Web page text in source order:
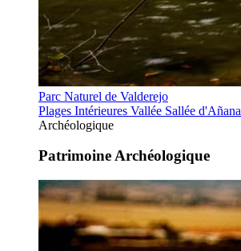
Parc Naturel de Valderejo
Plages Intérieures Vallée Sallée d'Añana
Archéologique
Patrimoine Archéologique